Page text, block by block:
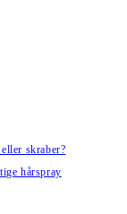
skraber?
hårspray